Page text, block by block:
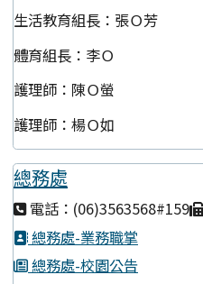
生活教育組長：張Ｏ芳
體育組長：李Ｏ
護理師：陳Ｏ螢
護理師：楊Ｏ如
總務處
電話：(06)3563568#159
總務處-業務職掌
總務處-校園公告